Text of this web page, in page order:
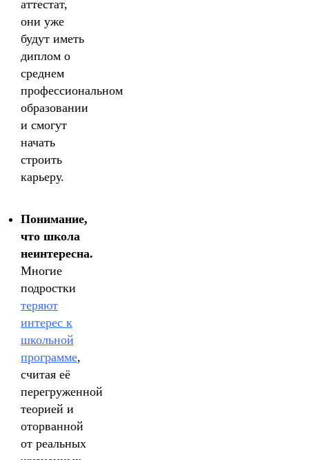
аттестат,
они уже
будут иметь
диплом о
среднем
профессиональном
образовании
и смогут
начать
строить
карьеру.
Понимание,
что школа
неинтересна.
Многие
подростки
теряют
интерес к
школьной
программе,
считая её
перегруженной
теорией и
оторванной
от реальных